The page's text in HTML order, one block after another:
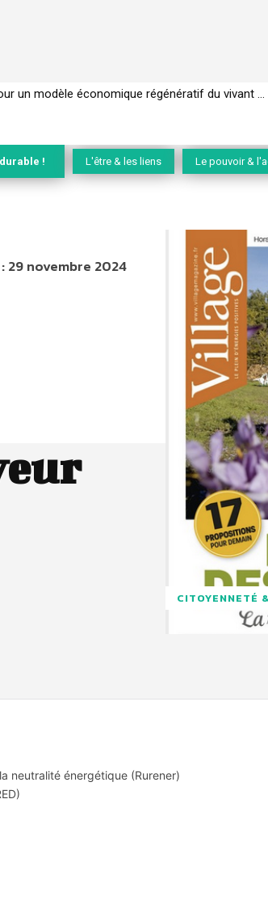
un modèle économique régénératif du vivant …
la biodiversité » appelle les entreprises à devenir
! L'être & les liens Le pouvoir &
29 novembre 2024
CITOYENNETÉ
neutralité énergétique (Rurener)